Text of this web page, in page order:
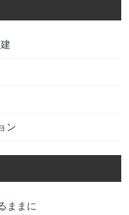
ン
ままに